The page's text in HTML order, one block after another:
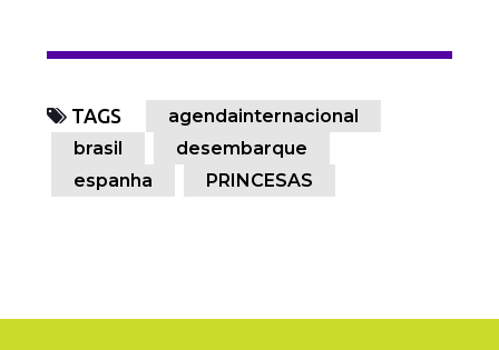
TAGS
agendainternacional
brasil
desembarque
espanha
PRINCESAS